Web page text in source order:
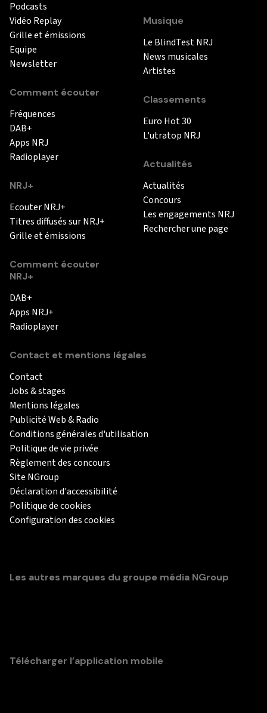
Podcasts
Vidéo Replay
Grille et émissions
Equipe
Newsletter
Comment écouter
Fréquences
DAB+
Apps NRJ
Radioplayer
NRJ+
Ecouter NRJ+
Titres diffusés sur NRJ+
Grille et émissions
Comment écouter
NRJ+
DAB+
Apps NRJ+
Radioplayer
Musique
Le BlindTest NRJ
News musicales
Artistes
Classements
Euro Hot 30
L'utratop NRJ
Actualités
Actualités
Concours
Les engagements NRJ
Rechercher une page
Contact et mentions légales
Contact
Jobs & stages
Mentions légales
Publicité Web & Radio
Conditions générales d'utilisation
Politique de vie privée
Règlement des concours
Site NGroup
Déclaration d'accessibilité
Politique de cookies
Configuration des cookies
Les autres marques du groupe média NGroup
Télécharger l’application mobile